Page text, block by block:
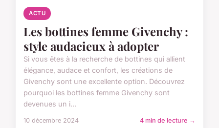
ACTU
Les bottines femme Givenchy :
style audacieux à adopter
Si vous êtes à la recherche de bottines qui allient
élégance, audace et confort, les créations de
Givenchy sont une excellente option. Découvrez
pourquoi les bottines femme Givenchy sont
devenues un i...
10 décembre 2024 4 min de lecture →